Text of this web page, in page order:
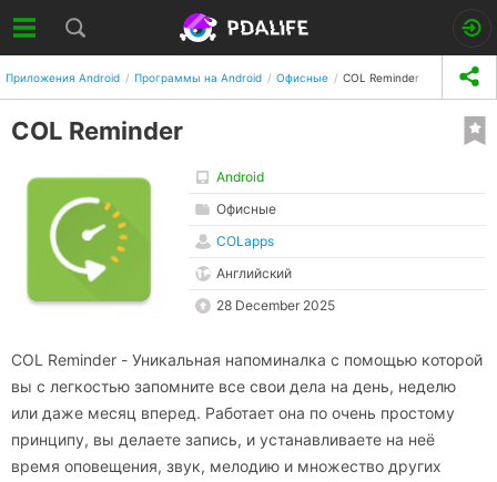
Приложения Android Программы на Android Офисные COL Reminder
COL Reminder
Android
Офисные
COLapps
Английский
28 December 2025
COL Reminder - Уникальная напоминалка с помощью которой
вы с легкостью запомните все свои дела на день, неделю
или даже месяц вперед. Работает она по очень простому
принципу, вы делаете запись, и устанавливаете на неё
время оповещения, звук, мелодию и множество других